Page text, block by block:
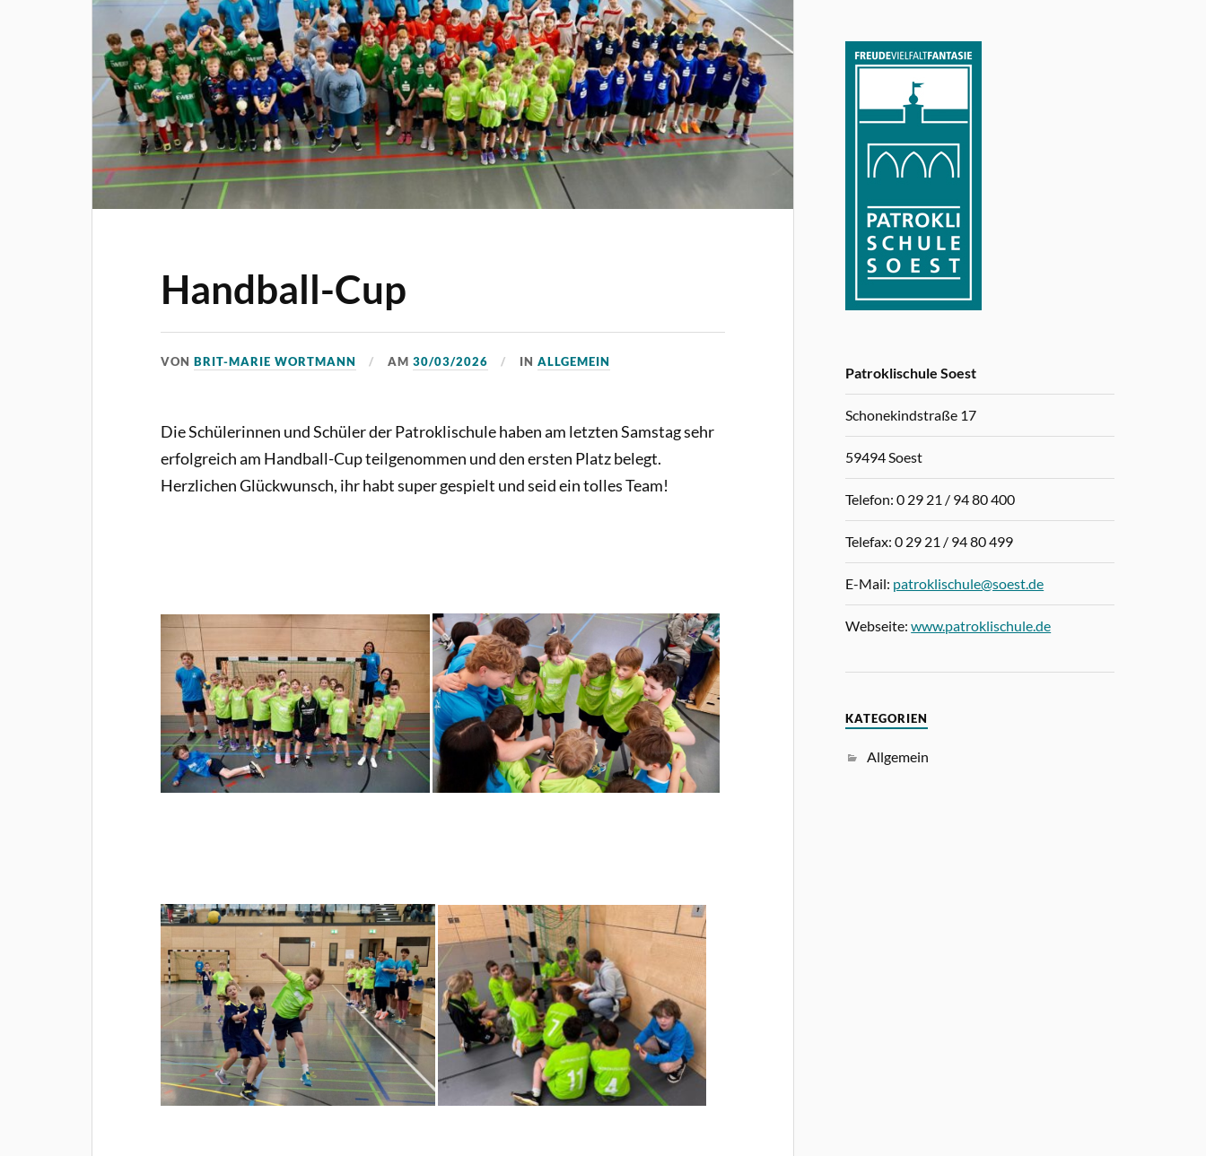
Handball-Cup
VONBRIT-MARIE WORTMANN AM30/03/2026 INALLGEMEIN
Die Schülerinnen und Schüler der Patroklischule haben am letzten Samstag sehr
erfolgreich am Handball-Cup teilgenommen und den ersten Platz belegt.
Herzlichen Glückwunsch, ihr habt super gespielt und seid ein tolles Team!
Patroklischule Soest
Schonekindstraße 17
59494 Soest
Telefon: 0 29 21 / 94 80 400
Telefax: 0 29 21 / 94 80 499
E-Mail: patroklischule@soest.de
Webseite:www.patroklischule.de
KATEGORIEN
Allgemein